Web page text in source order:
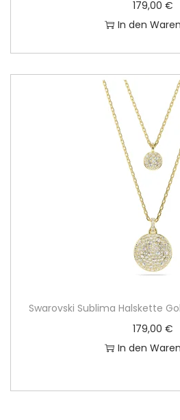
179,00€
In den
Swarovski Sublima Halskette
179,00€
In den